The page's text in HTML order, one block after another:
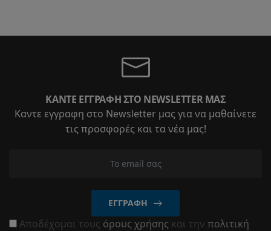
ΚΆΝΤΕ ΕΓΓΡΑΦΉ ΣΤΟ NEWSLETTER ΜΑΣ
Καντε εγγραφη στο Newsletter μας για να μαθαίνετε
τις προσφορές και τα νέα μας!
ΕΓΓΡΑΦΉ
Αποδέχομαι τους όρους χρήσης και την πολιτική